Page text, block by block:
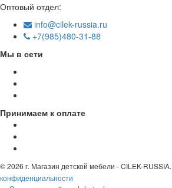
Оптовый отдел:
info@cilek-russia.ru
+7(985)480-31-88
Мы в сети
Принимаем к оплате
© 2026 г. Магазин детской мебели - CILEK-
конфиденциальности